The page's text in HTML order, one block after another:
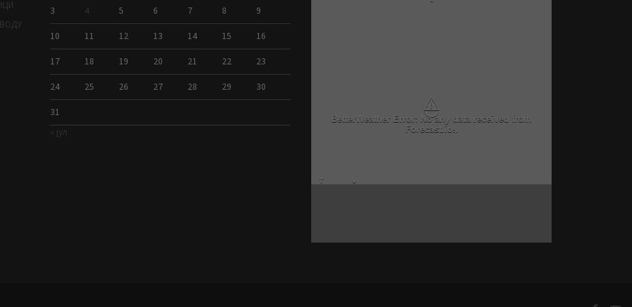
3 4 5 6 7 8 9
10 11 12 13 14 15 16
17 18 19 20 21 22 23
24 25 26 27 28 29 30
31
« јул
⚠
BetterWeather Error: No any data received from
Forecast.io!.